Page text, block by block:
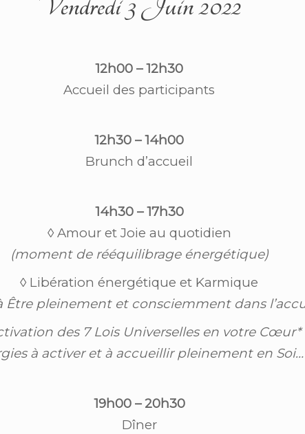
12h00 – 12h30
Accueil des participants
12h30 – 14h00
Brunch d’accueil
14h30 – 17h30
◊ Amour et Joie au quotidien
(moment de rééquilibrage énergétique)
◊ Libération énergétique et Karmique
Être pleinement et consciemment dans
des 7 Lois Universelles en votre Cœur*
à activer et à accueillir pleinement en
19h00 – 20h30
Dîner